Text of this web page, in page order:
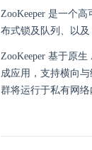
ZooKeeper 是一个
布式锁及队列、以及
ZooKeeper 基于原生
成应用，支持横向
群将运行于私有网